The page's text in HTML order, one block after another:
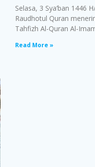
Selasa, 3 Sya’ban 1446
Raudhotul Quran
Tahfizh Al-Quran Al-
Read More »